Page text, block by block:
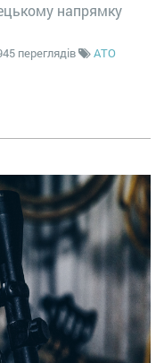
напрямку
переглядів
АТО